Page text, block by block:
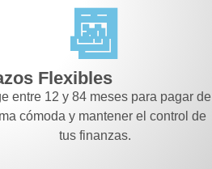
📆
Flexibles
entre 12 y 84 meses para pagar de
cómoda y mantener el control de
tus finanzas.